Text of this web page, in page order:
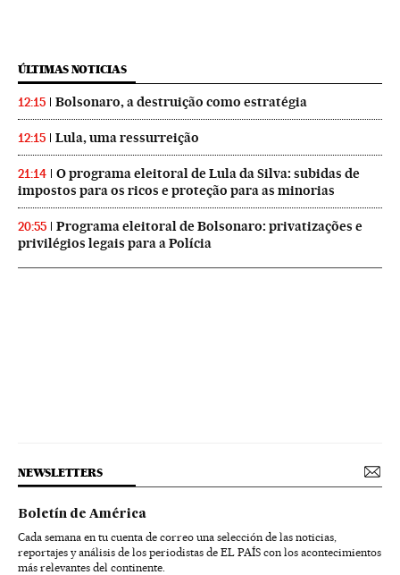
ÚLTIMAS NOTICIAS
12:15 Bolsonaro, a destruição como estratégia
12:15 Lula, uma ressurreição
21:14
O programa eleitoral de Lula da Silva: subidas de
impostos para os ricos e proteção para as minorias
20:55
Programa eleitoral de Bolsonaro: privatizações e
privilégios legais para a Polícia
NEWSLETTERS
Boletín de América
Cada semana en tu cuenta de correo una selección de las noticias,
reportajes y análisis de los periodistas de EL PAÍS con los acontecimientos
más relevantes del continente.